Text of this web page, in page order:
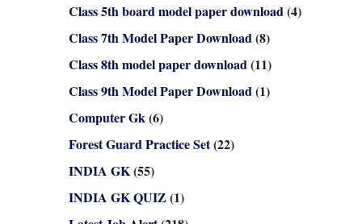
Class 5th board model paper download(4)
Class 7th Model Paper Download(8)
Class 8th model paper download(11)
Class 9th Model Paper Download(1)
Computer Gk(6)
Forest Guard Practice Set(22)
INDIA GK(55)
INDIA GK QUIZ (1)